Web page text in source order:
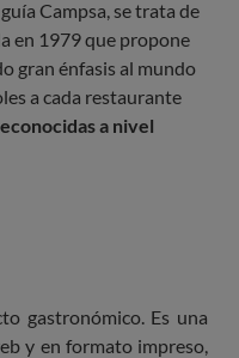
Campsa, se trata de
en 1979 que propone
gran énfasis al mundo
a cada restaurante
a nivel
gastronómico. Es una
y en formato impreso,